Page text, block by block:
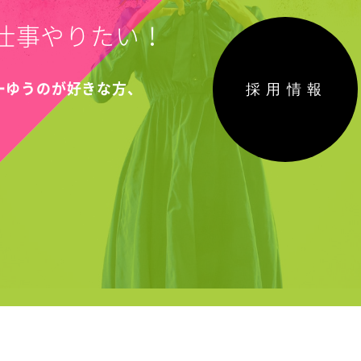
事やりたい！
うのが好きな方、 採用情報